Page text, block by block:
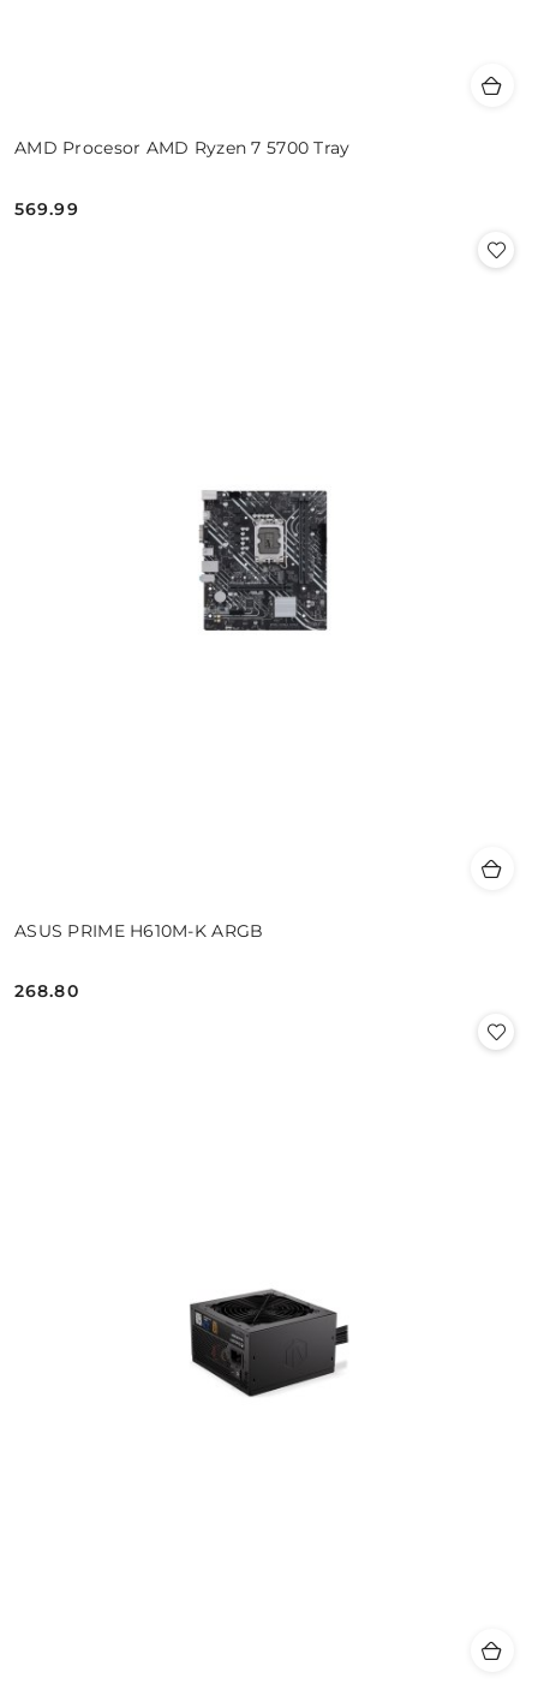
AMD Procesor AMD Ryzen 7 5700 Tray
Cena:
569.99
ASUS PRIME H610M-K ARGB
Cena:
268.80